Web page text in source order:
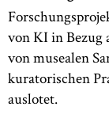
von KI in Bezug
von musealen
kuratorischen
auslotet.